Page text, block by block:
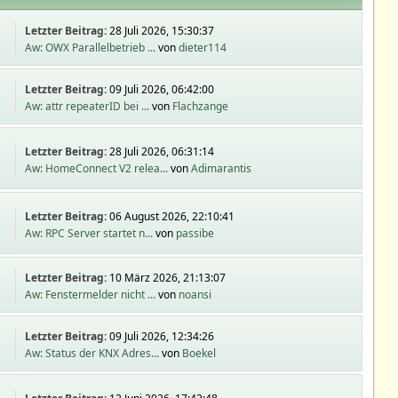
Letzter Beitrag:28 Juli 2026, 15:30:37
Aw: OWX Parallelbetrieb ...vondieter114
Letzter Beitrag:09 Juli 2026, 06:42:00
Aw: attr repeaterID bei ...von Flachzange
Letzter Beitrag:28 Juli 2026, 06:31:14
Aw: HomeConnect V2 relea...vonAdimarantis
Letzter Beitrag:06 August 2026, 22:10:41
Aw: RPC Server startet n...von passibe
Letzter Beitrag: 10 März 2026, 21:13:07
Aw: Fenstermelder nicht ...von noansi
Letzter Beitrag:09 Juli 2026, 12:34:26
Aw: Status der KNX Adres...von Boekel